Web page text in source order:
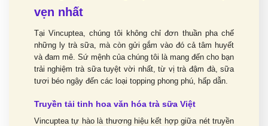
vẹn nhất
Tại Vincuptea, chúng tôi không chỉ đơn thuần pha chế
những ly trà sữa, mà còn gửi gắm vào đó cả tâm huyết
và đam mê. Sứ mệnh của chúng tôi là mang đến cho bạn
trải nghiệm trà sữa tuyệt vời nhất, từ vị trà đậm đà, sữa
tươi béo ngậy đến các loại topping phong phú, hấp dẫn.
Truyền tải tinh hoa văn hóa trà sữa Việt
Vincuptea tự hào là thương hiệu kết hợp giữa nét truyền